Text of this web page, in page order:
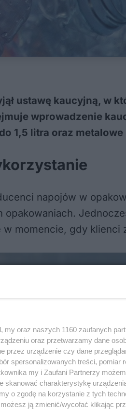
ustawę kaucyjną, w
wprowadzenie
1,5 litra oraz metalowe
napojów w
momencie, gdy klienci
my oraz naszych 1160 zaufanych
oraz przetwarzamy dane
przez urządzenie czy dane
spersonalizowanych treści, pomiar
my i Zaufani Partnerzy
skanować charakterystykę
o zgodę na korzystanie z tych
ją zmienić/wycofać klikając